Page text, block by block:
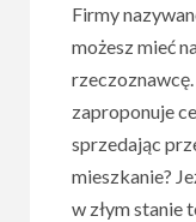
Firmy
możesz mieć
zaproponuje
sprzedając
mieszkanie?
w złym stanie